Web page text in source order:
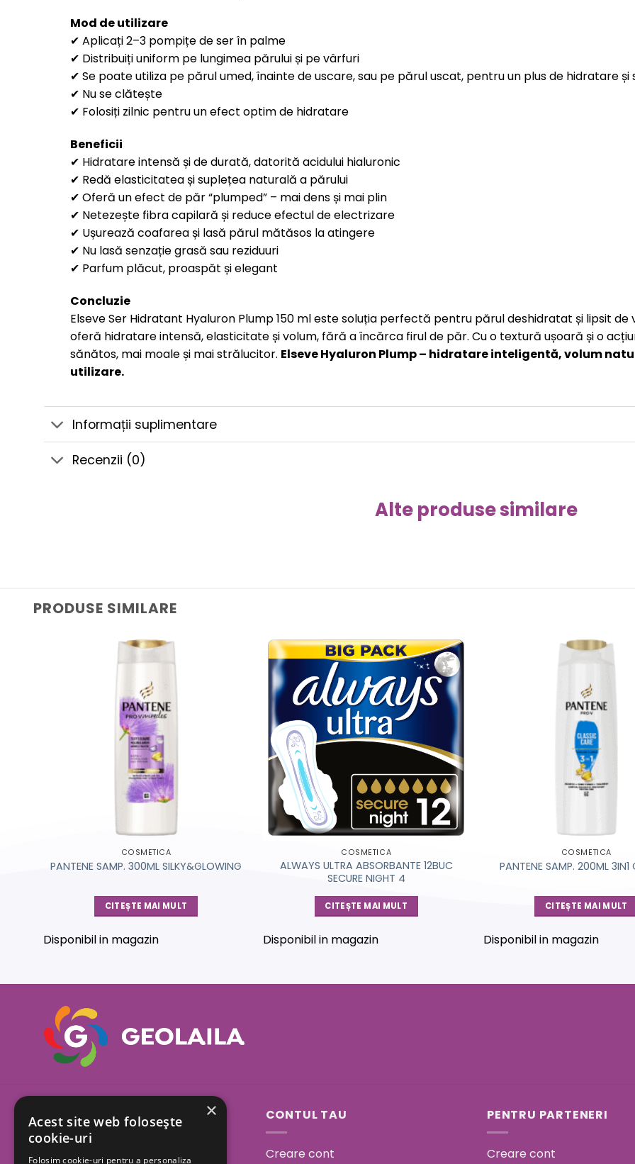
Mod de utilizare
✔ Aplicați 2–3 pompițe de ser în palme
✔ Distribuiți uniform pe lungimea părului și pe vârfuri
✔ Se poate utiliza pe părul umed, înainte de uscare, sau pe părul uscat, pentru un plus de hidratare
✔ Nu se clătește
✔ Folosiți zilnic pentru un efect optim de hidratare
Beneficii
✔ Hidratare intensă și de durată, datorită acidului hialuronic
✔ Redă elasticitatea și suplețea naturală a părului
✔ Oferă un efect de păr “plumped” – mai dens și mai plin
✔ Netezește fibra capilară și reduce efectul de electrizare
✔ Ușurează coafarea și lasă părul mătăsos la atingere
✔ Nu lasă senzație grasă sau reziduuri
✔ Parfum plăcut, proaspăt și elegant
Concluzie
Elseve Ser Hidratant Hyaluron Plump 150 ml este soluția perfectă pentru părul deshidratat și lipsit
oferă hidratare intensă, elasticitate și volum, fără a încărca firul de păr. Cu o textură ușoară și o
sănătos, mai moale și mai strălucitor. Elseve Hyaluron Plump – hidratare inteligentă, volum
utilizare.
Informații suplimentare
Recenzii (0)
Alte produse similare
PRODUSE SIMILARE
COSMETICA
PANTENE SAMP. 300ML SILKY&GLOWING
CITEȘTE MAI MULT
Disponibil in magazin
COSMETICA
ALWAYS ULTRA ABSORBANTE 12BUC
SECURE NIGHT 4
CITEȘTE MAI MULT
Disponibil in magazin
COSMETICA
PANTENE SAMP. 200ML 3IN1
CITEȘTE MAI MULT
Disponibil in magazin
Sos. Bucuresti - Urziceni
23A, Afumati, Ilfov
CONTUL TAU
Creare cont
PENTRU PARTENERI
Creare cont
×
Acest site web folosește
cookie-uri
Folosim cookie-uri pentru a personaliza